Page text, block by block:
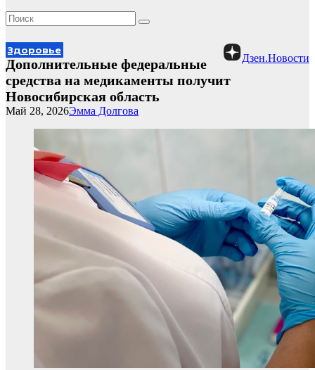
Дзен.Новости
Здоровье
Дополнительные федеральные
средства на медикаменты получит
Новосибирская область
Эмма Долгова
Май 28, 2026